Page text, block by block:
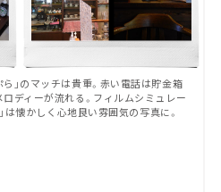
」のマッチは貴重。赤い電話は貯金箱
ディーが流れる。フィルムシミュレー
は懐かしく心地良い雰囲気の写真に。